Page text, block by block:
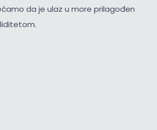
da je ulaz u more prilagođen